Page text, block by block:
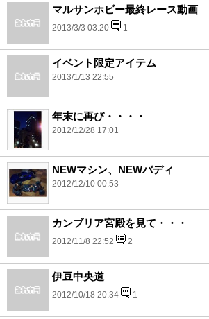
マルサンホビー最終レース動画
2013/3/3 03:20 1
イベント限定アイテム
2013/1/13 22:55
年末に再び・・・・
2012/12/28 17:01
NEWマシン、NEWバディ
2012/12/10 00:53
カンブリア宮殿を見て・・・
2012/11/8 22:52 2
伊豆中央道
2012/10/18 20:34 1